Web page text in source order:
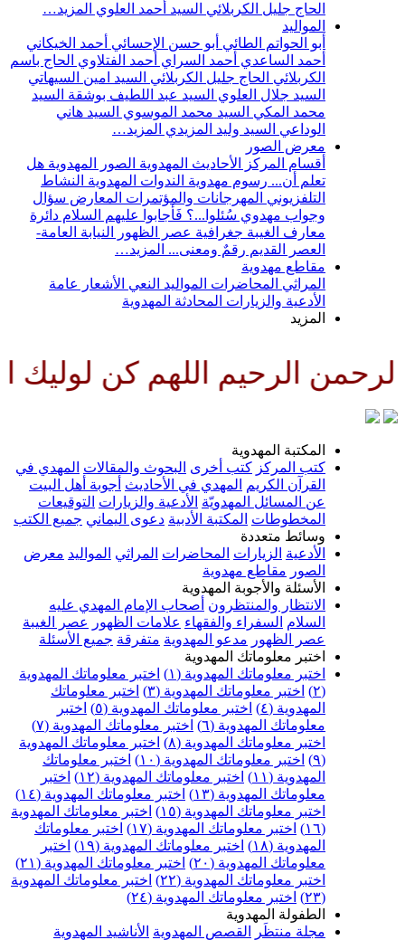
الحاج جليل الكربلائي السيد أحمد العلوي المزيد…
المواليد
أبو الحواتم الطائي أبو حسن الإحسائي أحمد الخيكاني
أحمد الساعدي أحمد السراي أحمد الفتلاوي الحاج باسم
الكربلائي الحاج جليل الكربلائي السيد امين السيهاتي
السيد جلال العلوي السيد عبد اللطيف بوشقة السيد
محمد المكي السيد محمد الموسوي السيد هاني
الوداعي السيد وليد المزيدي المزيد…
معرض الصور
أقسام المركز
الأحاديث المهدوية الصور المهدوية هل
تعلم أن... رسوم مهدوية الندوات المهدوية النشاط
التلفزيوني المهرجانات والمؤتمرات المعارض سؤال
وجواب مهدوي سُئلوا...؟ فَأجابوا عليهم السلام دائرة
معارف الغيبة جغرافية عصر الظهور
النيابة العامة-
العصر القديم رقمٌ ومعنى... المزيد…
مقاطع مهدوية
المراثي المحاضرات المواليد النعي الأشعار
عامة
الأدعية والزيارات المحادثة المهدوية
المزيد
الرحيم اللهم كن لوليك
المكتبة المهدوية
كتب المركز كتب أخرى البحوث والمقالات المهدي في
القرآن الكريم
المهدي في الأحاديث أجوبة أهل البيت
عن المسائل المهدويّة الأدعية والزيارات التوقيعات
المخطوطات المكتبة الأدبية دعوى اليماني جميع الكتب
وسائط متعددة
الأدعية الزيارات المحاضرات المراثي المواليد معرض
الصور مقاطع مهدوية
الأسئلة والأجوبة المهدوية
الانتظار والمنتظرون أصحاب الإمام المهدي عليه
السلام السفراء والفقهاء علامات الظهور
عصر الغيبة
عصر الظهور مدعو المهدوية متفرقة جميع الأسئلة
اختبر معلوماتك المهدوية
اختبر معلوماتك المهدوية (١)
اختبر معلوماتك المهدوية
(٢)
اختبر معلوماتك المهدوية (٣)
اختبر معلوماتك
المهدوية (٤)
اختبر معلوماتك المهدوية (٥)
اختبر
معلوماتك المهدوية (٦)
اختبر معلوماتك المهدوية (٧)
اختبر معلوماتك المهدوية (٨)
اختبر معلوماتك المهدوية
(٩)
اختبر معلوماتك المهدوية (١٠)
اختبر معلوماتك
المهدوية (١١)
اختبر معلوماتك المهدوية (١٢)
اختبر
معلوماتك المهدوية (١٣)
اختبر معلوماتك المهدوية (١٤)
اختبر معلوماتك المهدوية (١٥)
اختبر معلوماتك المهدوية
(١٦)
اختبر معلوماتك المهدوية (١٧)
اختبر معلوماتك
المهدوية (١٨)
اختبر معلوماتك المهدوية (١٩)
اختبر
معلوماتك المهدوية (٢٠)
اختبر معلوماتك المهدوية (٢١)
اختبر معلوماتك المهدوية (٢٢)
اختبر معلوماتك المهدوية
(٢٣)
اختبر معلوماتك المهدوية (٢٤)
الطفولة المهدوية
مجلة منتظَر
القصص المهدوية الأناشيد المهدوية